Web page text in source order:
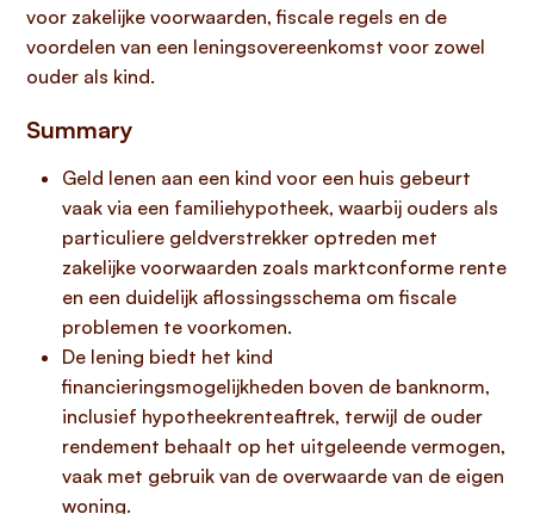
voor zakelijke voorwaarden, fiscale regels en de
voordelen van een leningsovereenkomst voor zowel
ouder als kind.
Summary
Geld lenen aan een kind voor een huis gebeurt
vaak via een familiehypotheek, waarbij ouders als
particuliere geldverstrekker optreden met
zakelijke voorwaarden zoals marktconforme rente
en een duidelijk aflossingsschema om fiscale
problemen te voorkomen.
De lening biedt het kind
financieringsmogelijkheden boven de banknorm,
inclusief hypotheekrenteaftrek, terwijl de ouder
rendement behaalt op het uitgeleende vermogen,
vaak met gebruik van de overwaarde van de eigen
woning.